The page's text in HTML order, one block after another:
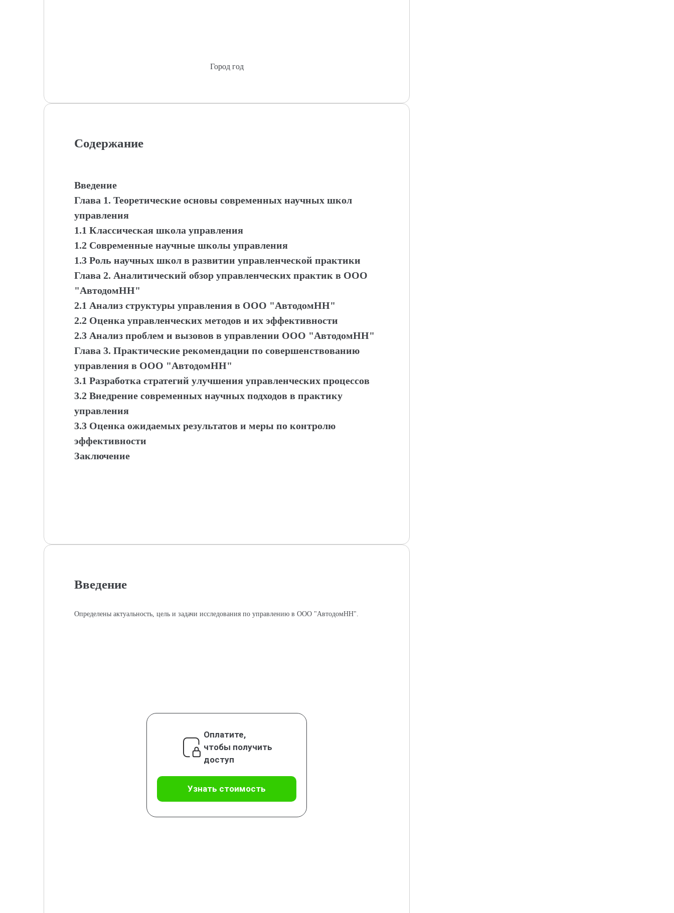
Город год
Содержание
Введение
Глава 1. Теоретические основы современных научных школ
управления
1.1 Классическая школа управления
1.2 Современные научные школы управления
1.3 Роль научных школ в развитии управленческой практики
Глава 2. Аналитический обзор управленческих практик в ООО
"АвтодомНН"
2.1 Анализ структуры управления в ООО "АвтодомНН"
2.2 Оценка управленческих методов и их эффективности
2.3 Анализ проблем и вызовов в управлении ООО "АвтодомНН"
Глава 3. Практические рекомендации по совершенствованию
управления в ООО "АвтодомНН"
3.1 Разработка стратегий улучшения управленческих процессов
3.2 Внедрение современных научных подходов в практику
управления
3.3 Оценка ожидаемых результатов и меры по контролю
эффективности
Заключение
Введение
Определены актуальность, цель и задачи исследования по управлению в ООО "АвтодомНН".
Оплатите,
чтобы получить
доступ
Узнать стоимость